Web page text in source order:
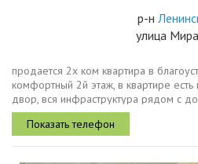
р-н
улица
продается 2х ком квартира в
комфортный 2й этаж, в квартире
двор, вся инфраструктура рядом с
общественного транспорта, до
дачная.